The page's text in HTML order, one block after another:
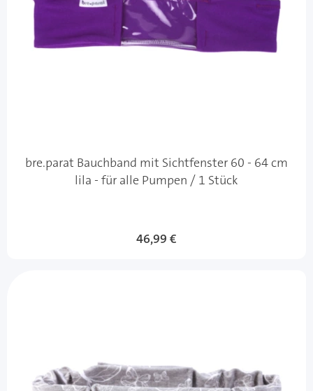
bre.parat Bauchband mit Sichtfenster 60 - 64 cm
lila - für alle Pumpen / 1 Stück
46,99 €